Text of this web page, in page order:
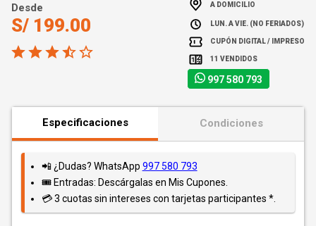
Desde
S/ 199.00
A DOMICILIO
LUN. A VIE. (NO FERIADOS)
CUPÓN DIGITAL / IMPRESO
11 VENDIDOS
997 580 793
Especificaciones Condiciones
📲 ¿Dudas? WhatsApp 997 580 793
🎟️ Entradas: Descárgalas en Mis Cupones.
💳 3 cuotas sin intereses con tarjetas participantes *.